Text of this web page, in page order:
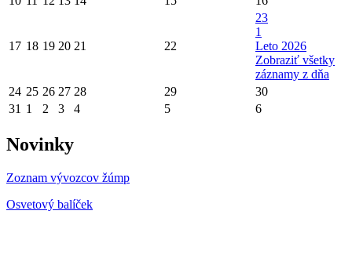
17 18 19 20 21 22
23
1
Leto 2026
Zobraziť všetky
záznamy z dňa
24 25 26 27 28 29
30
31 1 2 3 4 5 6
Novinky
Zoznam vývozcov žúmp
Osvetový balíček